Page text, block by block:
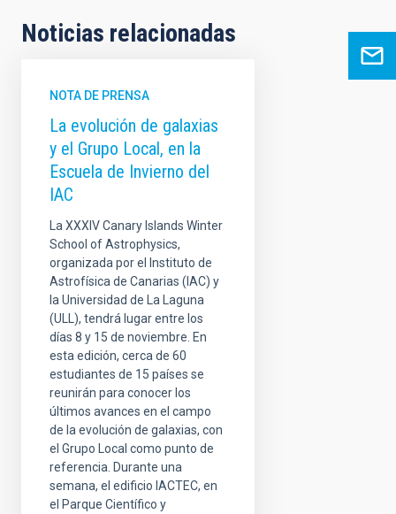
Noticias relacionadas
NOTA DE PRENSA
La evolución de galaxias
y el Grupo Local, en la
Escuela de Invierno del
IAC
La XXXIV Canary Islands Winter
School of Astrophysics,
organizada por el Instituto de
Astrofísica de Canarias (IAC) y
la Universidad de La Laguna
(ULL), tendrá lugar entre los
días 8 y 15 de noviembre. En
esta edición, cerca de 60
estudiantes de 15 países se
reunirán para conocer los
últimos avances en el campo
de la evolución de galaxias, con
el Grupo Local como punto de
referencia. Durante una
semana, el edificio IACTEC, en
el Parque Científico y